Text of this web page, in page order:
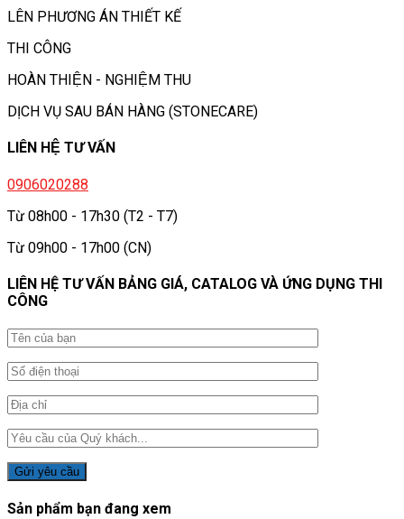
LÊN PHƯƠNG ÁN THIẾT KẾ
THI CÔNG
HOÀN THIỆN - NGHIỆM THU
DỊCH VỤ SAU BÁN HÀNG (STONECARE)
LIÊN HỆ TƯ VẤN
0906020288
Từ 08h00 - 17h30 (T2 - T7)
Từ 09h00 - 17h00 (CN)
LIÊN HỆ TƯ VẤN BẢNG GIÁ, CATALOG VÀ ỨNG DỤNG THI
CÔNG
Sản phẩm bạn đang xem